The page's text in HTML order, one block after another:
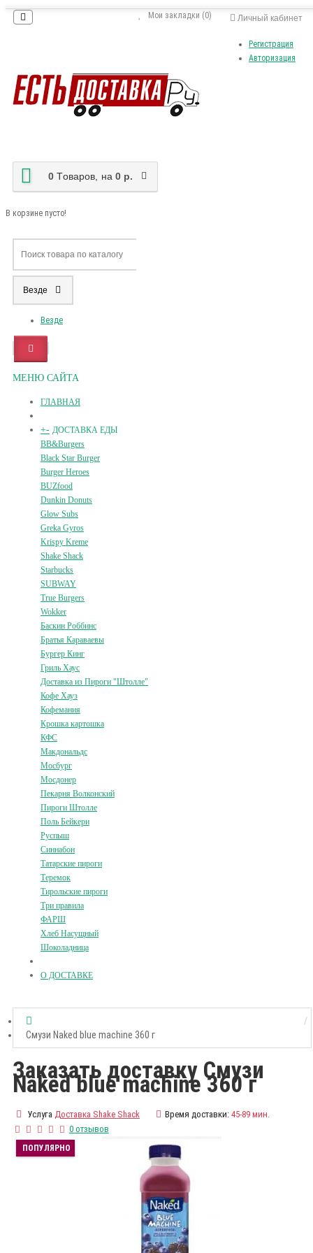
Личный кабинет
Регистрация
Авторизация
Мои закладки (0)
0 Tоваров, на 0 р.
В корзине пусто!
Везде
Везде
МЕНЮ САЙТА
ГЛАВНАЯ
+- ДОСТАВКА ЕДЫ
BB&Burgers
Black Star Burger
Burger Heroes
BUZfood
Dunkin Donuts
Glow Subs
Greka Gyros
Krispy Kreme
Shake Shack
Starbucks
SUBWAY
True Burgers
Wokker
Баскин Роббинс
Братья Караваевы
Бургер Кинг
Гриль Хаус
Доставка из Пироги "Штолле"
Кофе Хауз
Кофемания
Крошка картошка
КФС
Макдональдс
Мосбург
Мосдонер
Пекарня Волконский
Пироги Штолле
Поль Бейкери
Руспыш
Синнабон
Татарские пироги
Теремок
Тирольские пироги
Три правила
ФАРШ
Хлеб Насущный
Шоколадница
О ДОСТАВКЕ
Смузи Naked blue machine 360 г
Заказать доставку Смузи
Naked blue machine 360 г
Услуга Доставка Shake Shack Время доставки: 45-89 мин.
0 отзывов
ПОПУЛЯРНО